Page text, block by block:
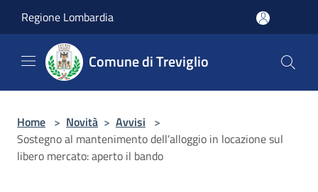
Regione Lombardia
Comune di Treviglio
Home > Novità > Avvisi >
Sostegno al mantenimento dell’alloggio in locazione sul
libero mercato: aperto il bando